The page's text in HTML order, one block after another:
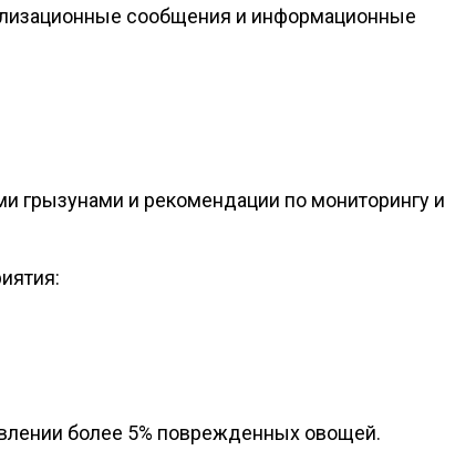
сообщения и информационные
грызунами и рекомендации по мониторингу и
более 5% поврежденных овощей.